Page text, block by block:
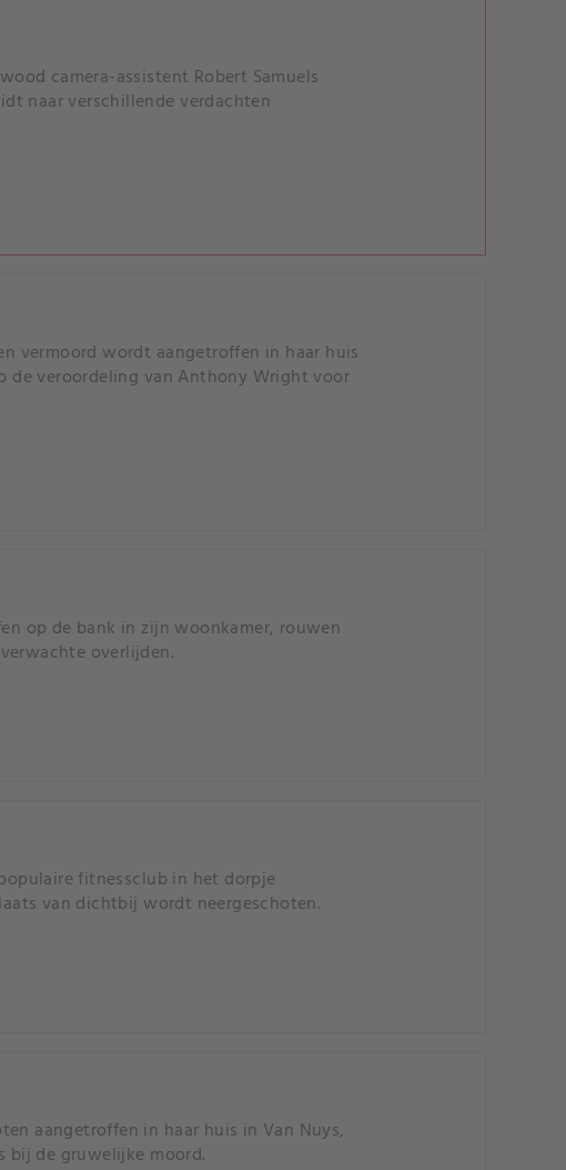
camera-assistent Robert Samuels
naar verschillende verdachten
vermoord wordt aangetroffen in haar huis
de veroordeling van Anthony Wright voor
op de bank in zijn woonkamer, rouwen
overlijden.
fitnessclub in het dorpje
van dichtbij wordt neergeschoten.
aangetroffen in haar huis in Van Nuys,
bij de gruwelijke moord.